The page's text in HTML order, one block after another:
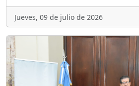
Jueves, 09 de julio de 2026